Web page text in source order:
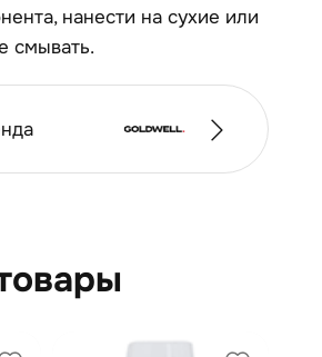
нанести на сухие или
смывать.